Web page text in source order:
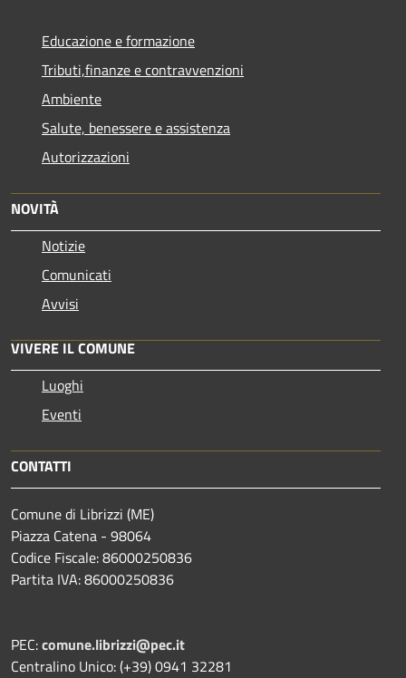
Educazione e formazione
Tributi,finanze e contravvenzioni
Ambiente
Salute, benessere e assistenza
Autorizzazioni
NOVITÀ
Notizie
Comunicati
Avvisi
VIVERE IL COMUNE
Luoghi
Eventi
CONTATTI
Comune di Librizzi (ME)
Piazza Catena - 98064
Codice Fiscale: 86000250836
Partita IVA: 86000250836
PEC:comune.librizzi@pec.it
Centralino Unico: (+39) 0941 32281